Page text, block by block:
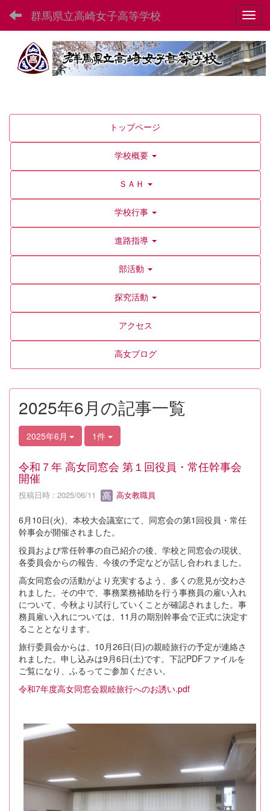
群馬県立高崎女子高等学校
トップページ
学校概要
ＳＡＨ
学校行事
進路指導
部活動
探究活動
アクセス
高女ブログ
2025年6月の記事一覧
2025年6月 1件
令和７年 高女同窓会 第１回役員・常任幹事会
開催
投稿日時 : 2025/06/11 高女教職員
6月10日(火)、本校大会議室にて、同窓会の第1回役員・常任
幹事会が開催されました。
役員および常任幹事の自己紹介の後、学校と同窓会の現状、
各委員会からの報告、今後の予定などが話し合われました。
高女同窓会の活動がより充実するよう、多くの意見が交わさ
れました。その中で、事務業務補助を行う事務員の雇い入れ
について、今秋より試行していくことが確認されました。事
務員雇い入れについては、11月の期別幹事会で正式に決定す
ることとなります。
旅行委員会からは、10月26日(日)の親睦旅行の予定が連絡さ
れました。申し込みは9月6日(土)です。下記PDFファイルを
ご覧になり、ふるってご参加ください。
令和7年度高女同窓会親睦旅行へのお誘い.pdf